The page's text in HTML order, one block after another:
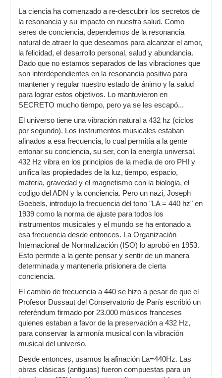
La ciencia ha comenzado a re-descubrir los secretos de
la resonancia y su impacto en nuestra salud. Como
seres de conciencia, dependemos de la resonancia
natural de atraer lo que deseamos para alcanzar el amor,
la felicidad, el desarrollo personal, salud y abundancia.
Dado que no estamos separados de las vibraciones que
son interdependientes en la resonancia positiva para
mantener y regular nuestro estado de ánimo y la salud
para lograr estos objetivos. Lo mantuvieron en
SECRETO mucho tiempo, pero ya se les escapó...
El universo tiene una vibración natural a 432 hz (ciclos
por segundo). Los instrumentos musicales estaban
afinados a esa frecuencia, lo cual permitía a la gente
entonar su conciencia, su ser, con la energía universal.
432 Hz vibra en los principios de la media de oro PHI y
unifica las propiedades de la luz, tiempo, espacio,
materia, gravedad y el magnetismo con la biologia, el
codigo del ADN y la conciencia. Pero un nazi, Joseph
Goebels, introdujo la frecuencia del tono "LA = 440 hz" en
1939 como la norma de ajuste para todos los
instrumentos musicales y el mundo se ha entonado a
esa frecuencia desde entonces. La Organización
Internacional de Normalización (ISO) lo aprobó en 1953.
Esto permite a la gente pensar y sentir de un manera
determinada y mantenerla prisionera de cierta
conciencia.
El cambio de frecuencia a 440 se hizo a pesar de que el
Profesor Dussaut del Conservatorio de París escribió un
referéndum firmado por 23.000 músicos franceses
quienes estaban a favor de la preservación a 432 Hz,
para conservar la armonía musical con la vibración
musical del universo.
Desde entonces, usamos la afinación La=440Hz. Las
obras clásicas (antiguas) fueron compuestas para un